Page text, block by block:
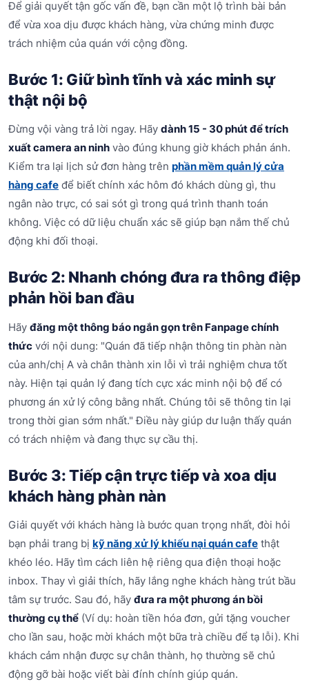
Để giải quyết tận gốc vấn đề, bạn cần một lộ trình bài bản
để vừa xoa dịu được khách hàng, vừa chứng minh được
trách nhiệm của quán với cộng đồng.
Bước 1: Giữ bình tĩnh và xác minh sự
thật nội bộ
Đừng vội vàng trả lời ngay. Hãy dành 15 - 30 phút để trích
xuất camera an ninh vào đúng khung giờ khách phản ánh.
Kiểm tra lại lịch sử đơn hàng trên phần mềm quản lý cửa
hàng cafe để biết chính xác hôm đó khách dùng gì, thu
ngân nào trực, có sai sót gì trong quá trình thanh toán
không. Việc có dữ liệu chuẩn xác sẽ giúp bạn nắm thế chủ
động khi đối thoại.
Bước 2: Nhanh chóng đưa ra thông điệp
phản hồi ban đầu
Hãy đăng một thông báo ngắn gọn trên Fanpage chính
thức với nội dung: "Quán đã tiếp nhận thông tin phàn nàn
của anh/chị A và chân thành xin lỗi vì trải nghiệm chưa tốt
này. Hiện tại quản lý đang tích cực xác minh nội bộ để có
phương án xử lý công bằng nhất. Chúng tôi sẽ thông tin lại
trong thời gian sớm nhất." Điều này giúp dư luận thấy quán
có trách nhiệm và đang thực sự cầu thị.
Bước 3: Tiếp cận trực tiếp và xoa dịu
khách hàng phàn nàn
Giải quyết với khách hàng là bước quan trọng nhất, đòi hỏi
bạn phải trang bị kỹ năng xử lý khiếu nại quán cafe thật
khéo léo. Hãy tìm cách liên hệ riêng qua điện thoại hoặc
inbox. Thay vì giải thích, hãy lắng nghe khách hàng trút bầu
tâm sự trước. Sau đó, hãy đưa ra một phương án bồi
thường cụ thể (Ví dụ: hoàn tiền hóa đơn, gửi tặng voucher
cho lần sau, hoặc mời khách một bữa trà chiều để tạ lỗi). Khi
khách cảm nhận được sự chân thành, họ thường sẽ chủ
động gỡ bài hoặc viết bài đính chính giúp quán.